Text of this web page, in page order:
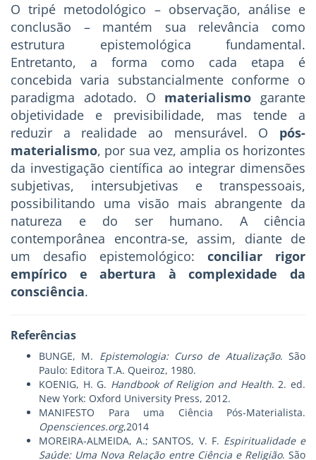
O tripé metodológico – observação, análise e
conclusão – mantém sua relevância como
estrutura epistemológica fundamental.
Entretanto, a forma como cada etapa é
concebida varia substancialmente conforme o
paradigma adotado. O materialismo garante
objetividade e previsibilidade, mas tende a
reduzir a realidade ao mensurável. O pós-
materialismo, por sua vez, amplia os horizontes
da investigação científica ao integrar dimensões
subjetivas, intersubjetivas e transpessoais,
possibilitando uma visão mais abrangente da
natureza e do ser humano. A ciência
contemporânea encontra-se, assim, diante de
um desafio epistemológico: conciliar rigor
empírico e abertura à complexidade da
consciência.
Referências
BUNGE, M. Epistemologia: Curso de Atualização. São
Paulo: Editora T.A. Queiroz, 1980.
KOENIG, H. G. Handbook of Religion and Health. 2. ed.
New York: Oxford University Press, 2012.
MANIFESTO Para uma Ciência Pós-Materialista.
Opensciences.org,2014
MOREIRA-ALMEIDA, A.; SANTOS, V. F. Espiritualidade e
Saúde: Uma Nova Relação entre Ciência e Religião. São